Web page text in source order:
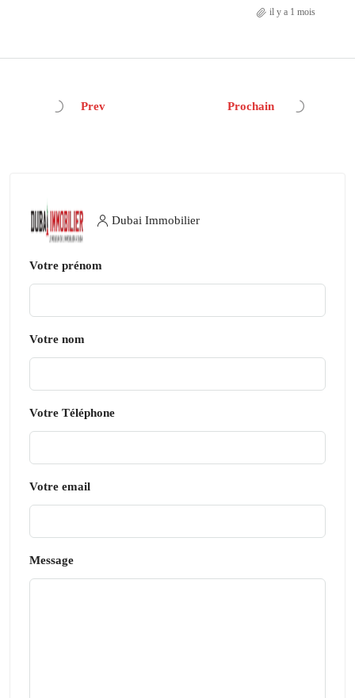
il y a 1 mois
Prev Prochain
Dubai Immobilier
Votre prénom
Votre nom
Votre Téléphone
Votre email
Message